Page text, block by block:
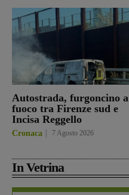
Autostrada, furgoncino a
fuoco tra Firenze sud e
Incisa Reggello
Cronaca 7 Agosto 2026
In Vetrina